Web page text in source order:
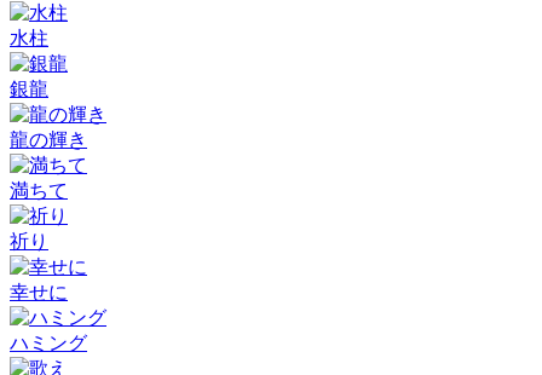
水柱
銀龍
龍の輝き
満ちて
祈り
幸せに
ハミング